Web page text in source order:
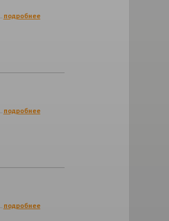
подробнее
подробнее
подробнее